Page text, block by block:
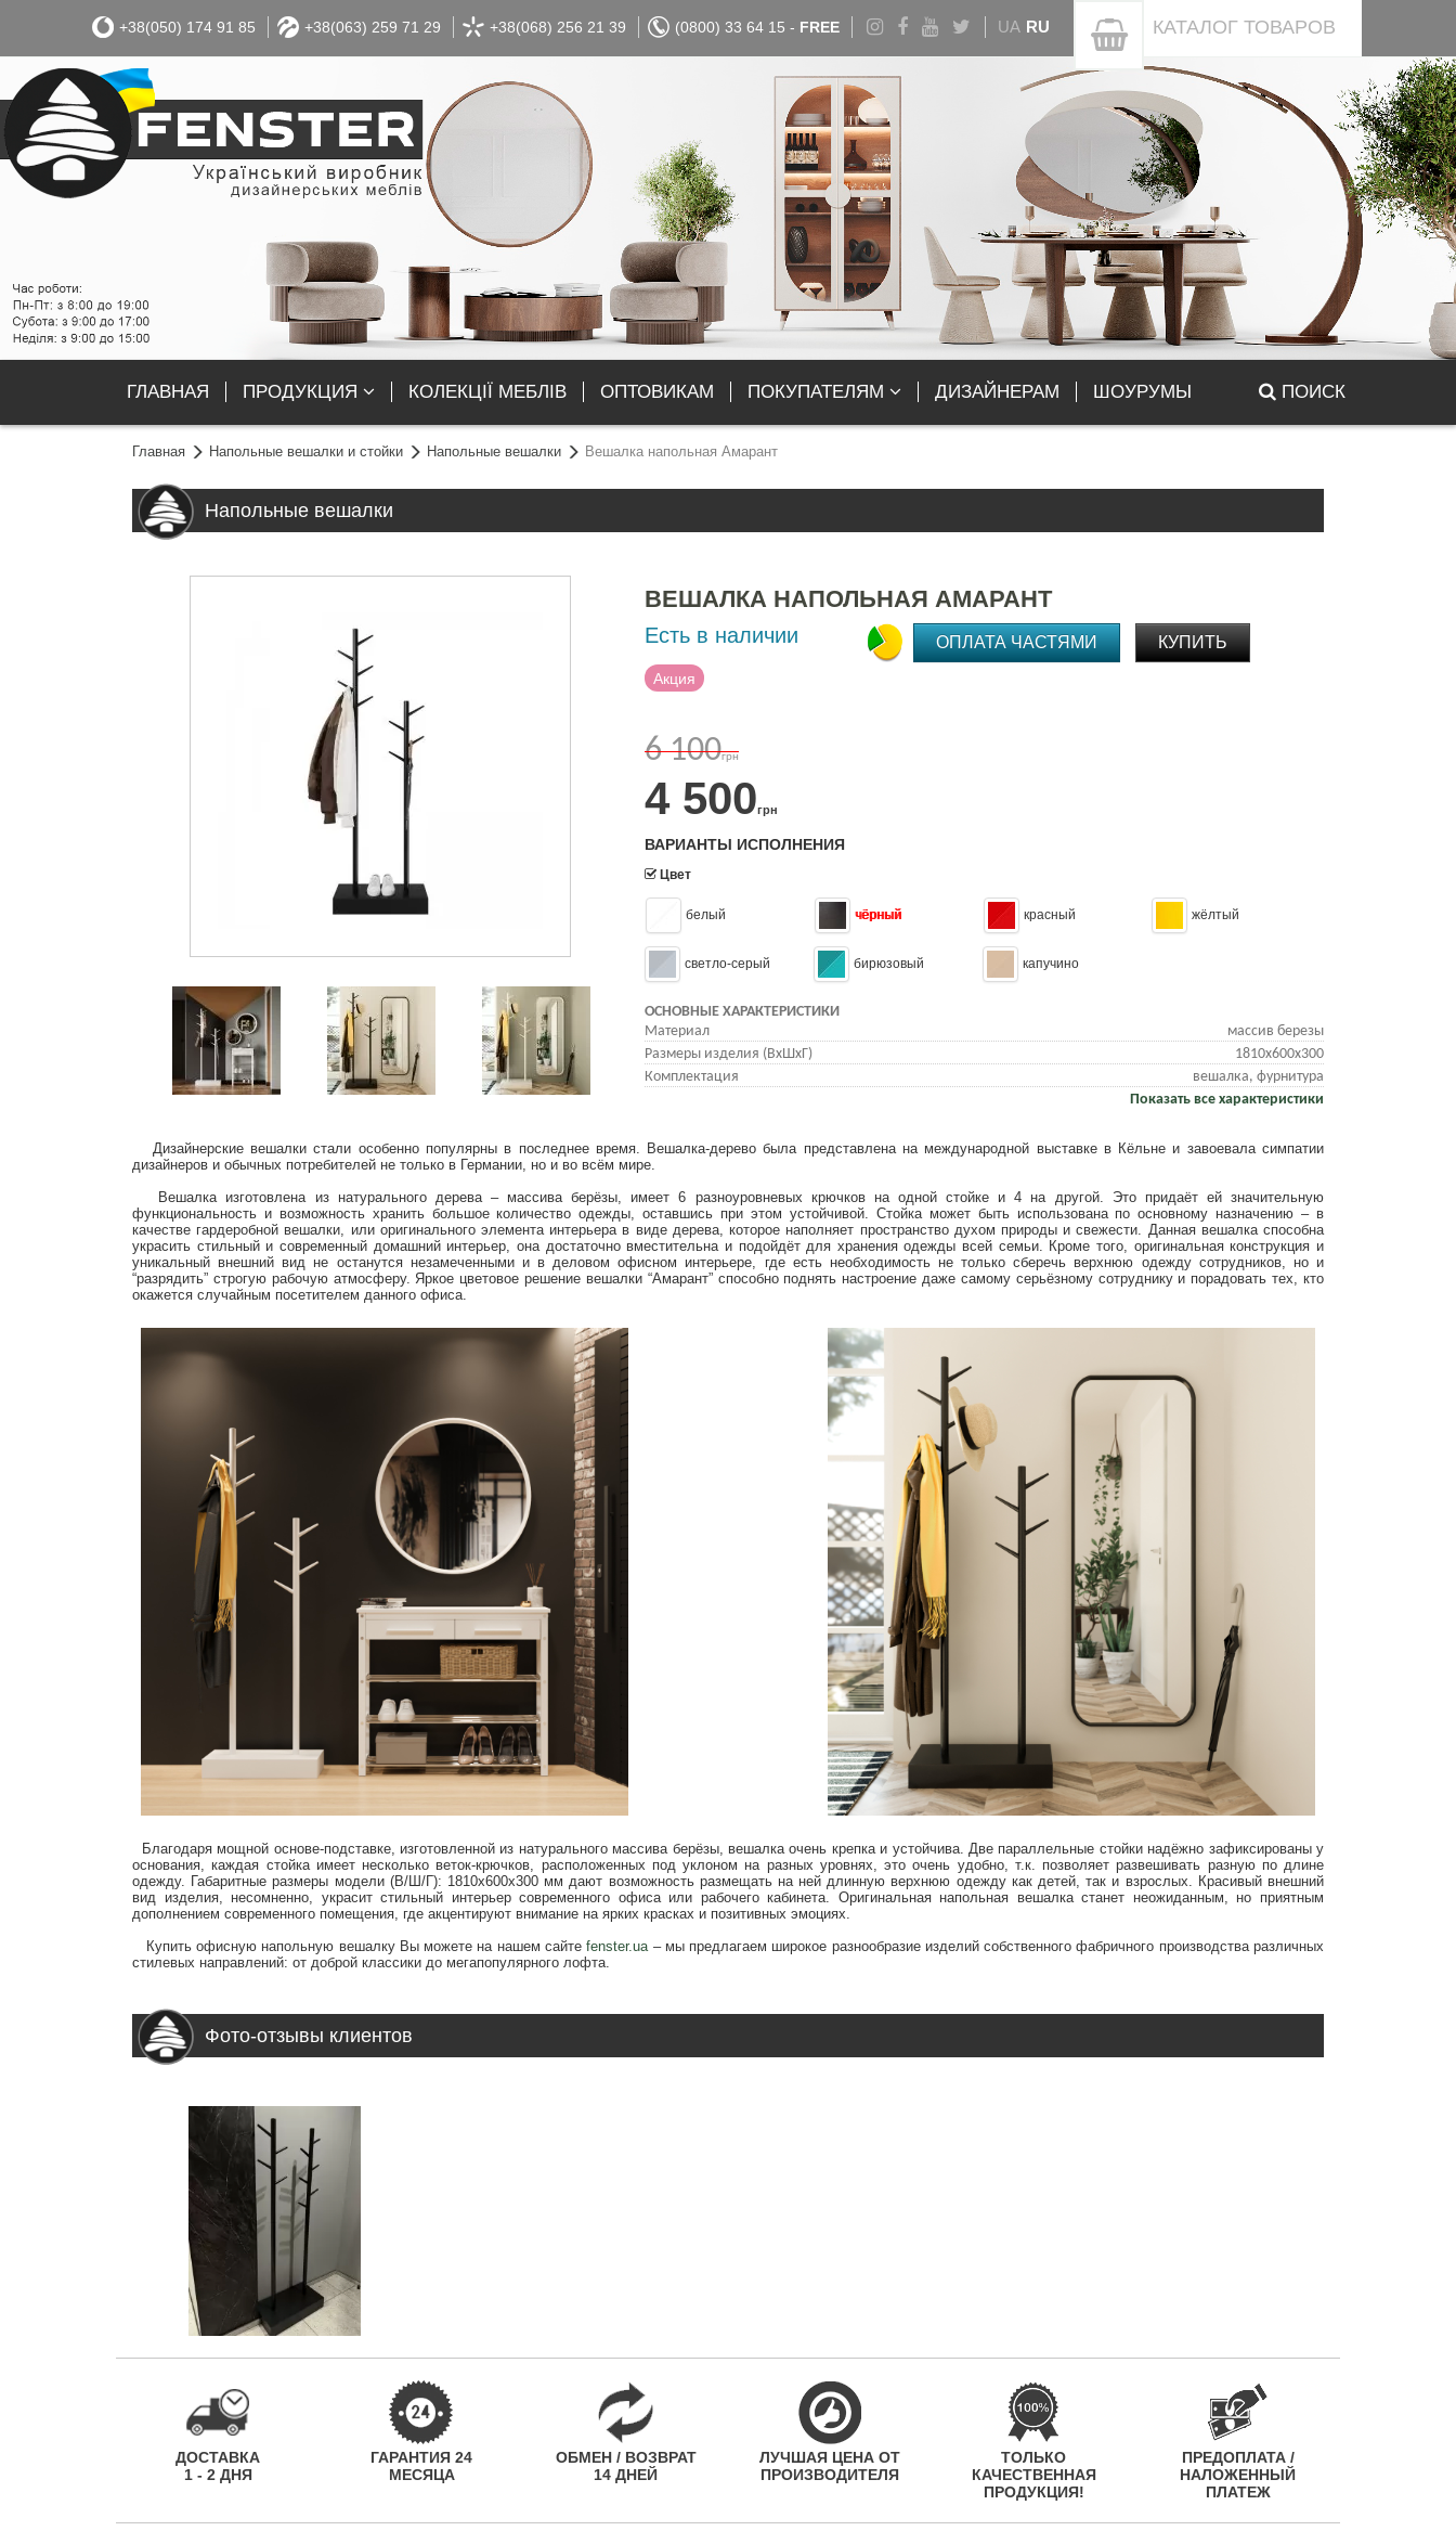
+38(050) 174 91 85 +38(063) 259 71 29 +38(068) 256 21 39 (0800) 33 64 15 - FREE UA RU КАТАЛОГ ТОВАРОВ
ГЛАВНАЯ ПРОДУКЦИЯ КОЛЕКЦІЇ МЕБЛІВ ОПТОВИКАМ ПОКУПАТЕЛЯМ ДИЗАЙНЕРАМ ШОУРУМЫ ПОИСК
Главная Напольные вешалки и стойки Напольные вешалки Вешалка напольная Амарант
Напольные вешалки
ВЕШАЛКА НАПОЛЬНАЯ АМАРАНТ
Есть в наличии
Акция
6 100грн
4 500грн
ОПЛАТА ЧАСТЯМИ КУПИТЬ
ВАРИАНТЫ ИСПОЛНЕНИЯ
Цвет
белый чёрный красный жёлтый
светло-серый бирюзовый капучино
ОСНОВНЫЕ ХАРАКТЕРИСТИКИ
Материал
массив березы
Размеры изделия (ВхШхГ)
1810х600х300
Комплектация
вешалка, фурнитура
Показать все характеристики
Дизайнерские вешалки стали особенно популярны в последнее время. Вешалка-дерево была представлена на международной выставке в Кёльне и завоевала симпатии
дизайнеров и обычных потребителей не только в Германии, но и во всём мире.
Вешалка изготовлена из натурального дерева – массива берёзы, имеет 6 разноуровневых крючков на одной стойке и 4 на другой. Это придаёт ей значительную
функциональность и возможность хранить большое количество одежды, оставшись при этом устойчивой. Стойка может быть использована по основному назначению – в
качестве гардеробной вешалки, или оригинального элемента интерьера в виде дерева, которое наполняет пространство духом природы и свежести. Данная вешалка способна
украсить стильный и современный домашний интерьер, она достаточно вместительна и подойдёт для хранения одежды всей семьи. Кроме того, оригинальная конструкция и
уникальный внешний вид не останутся незамеченными и в деловом офисном интерьере, где есть необходимость не только сберечь верхнюю одежду сотрудников, но и
“разрядить” строгую рабочую атмосферу. Яркое цветовое решение вешалки “Амарант” способно поднять настроение даже самому серьёзному сотруднику и порадовать тех, кто
окажется случайным посетителем данного офиса.
Благодаря мощной основе-подставке, изготовленной из натурального массива берёзы, вешалка очень крепка и устойчива. Две параллельные стойки надёжно зафиксированы у
основания, каждая стойка имеет несколько веток-крючков, расположенных под уклоном на разных уровнях, это очень удобно, т.к. позволяет развешивать разную по длине
одежду. Габаритные размеры модели (В/Ш/Г): 1810х600х300 мм дают возможность размещать на ней длинную верхнюю одежду как детей, так и взрослых. Красивый внешний
вид изделия, несомненно, украсит стильный интерьер современного офиса или рабочего кабинета. Оригинальная напольная вешалка станет неожиданным, но приятным
дополнением современного помещения, где акцентируют внимание на ярких красках и позитивных эмоциях.
Купить офисную напольную вешалку Вы можете на нашем сайтеfenster.ua– мы предлагаем широкое разнообразие изделий собственного фабричного производства различных
стилевых направлений: от доброй классики до мегапопулярного лофта.
Фото-отзывы клиентов
ДОСТАВКА
1 - 2 ДНЯ
ГАРАНТИЯ 24
МЕСЯЦА
ОБМЕН / ВОЗВРАТ
14 ДНЕЙ
ЛУЧШАЯ ЦЕНА ОТ
ПРОИЗВОДИТЕЛЯ
ТОЛЬКО
КАЧЕСТВЕННАЯ
ПРОДУКЦИЯ!
ПРЕДОПЛАТА /
НАЛОЖЕННЫЙ
ПЛАТЕЖ